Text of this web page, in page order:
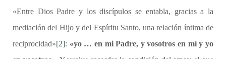
«Entre Dios Padre y los discípulos se entabla, gracias a la
mediación del Hijo y del Espíritu Santo, una relación íntima de
reciprocidad»[2]: «yo … en mi Padre, y vosotros en mí y yo